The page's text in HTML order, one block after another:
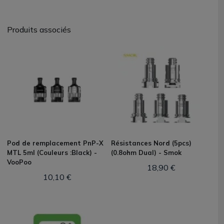
Produits associés
Pod de remplacement PnP-X
MTL 5ml (Couleurs :Black) -
VooPoo
10,10 €
Résistances Nord (5pcs)
(0.8ohm Dual) - Smok
18,90 €